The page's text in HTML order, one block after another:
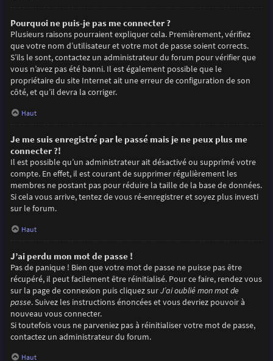
Pourquoi ne puis-je pas me connecter ?
Plusieurs raisons pourraient expliquer cela. Premièrement, vérifiez
que votre nom d’utilisateur et votre mot de passe soient corrects.
S’ils le sont, contactez un administrateur du forum pour vérifier que
vous n’avez pas été banni. Il est également possible que le
propriétaire du site Internet ait une erreur de configuration de son
côté, et qu’il devra la corriger.
Haut
Je me suis enregistré par le passé mais je ne peux plus me
connecter ?!
Il est possible qu’un administrateur ait désactivé ou supprimé votre
compte. En effet, il est courant de supprimer régulièrement les
membres ne postant pas pour réduire la taille de la base de données.
Si cela vous arrive, tentez de vous ré-enregistrer et soyez plus investi
sur le forum.
Haut
J’ai perdu mon mot de passe !
Pas de panique ! Bien que votre mot de passe ne puisse pas être
récupéré, il peut facilement être réinitialisé. Pour ce faire, rendez vous
sur la page de connexion puis cliquez surJ’ai oublié mon mot de
passe. Suivez les instructions énoncées et vous devriez pouvoir à
nouveau vous connecter.
Si toutefois vous ne parveniez pas à réinitialiser votre mot de passe,
contactez un administrateur du forum.
Haut